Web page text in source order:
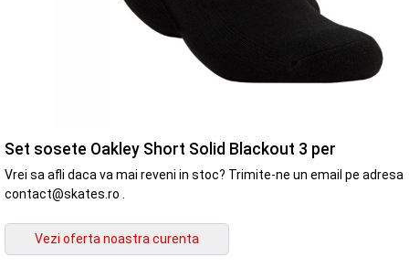
Set sosete Oakley Short Solid Blackout 3 per
Vrei sa afli daca va mai reveni in stoc? Trimite-ne un email pe adresa
contact@skates.ro .